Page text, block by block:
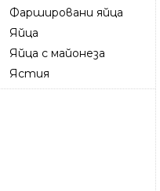
Фаршировани яйца
Яйца
Яйца с майонеза
Ястия